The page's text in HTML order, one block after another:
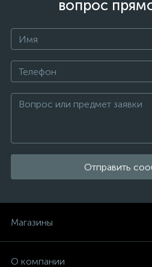
вопрос
Отправить
Магазины
О компании